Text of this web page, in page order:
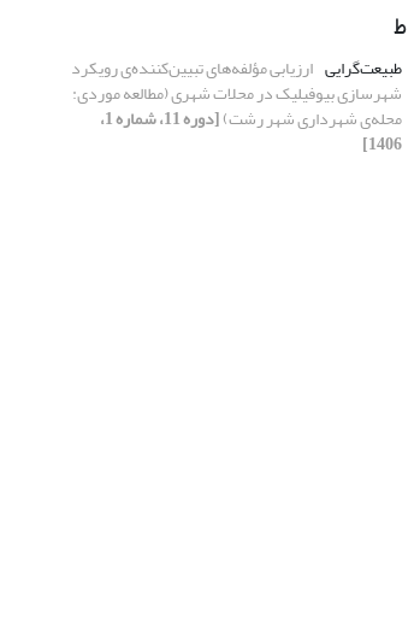
ط
طبیعت‌گرایی ارزیابی مؤلفه‌های تبیین‌کننده‌ی رویکرد
شهرسازی بیوفیلیک در محلات شهری (مطالعه موردی:
محله‌ی شهرداری شهر رشت) [دوره 11، شماره 1،
1406]